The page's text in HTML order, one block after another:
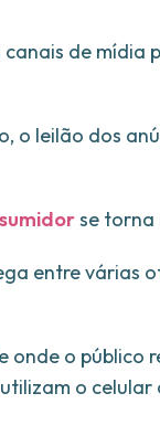
de mídia
o leilão dos
se torna
entre várias
onde o público
o